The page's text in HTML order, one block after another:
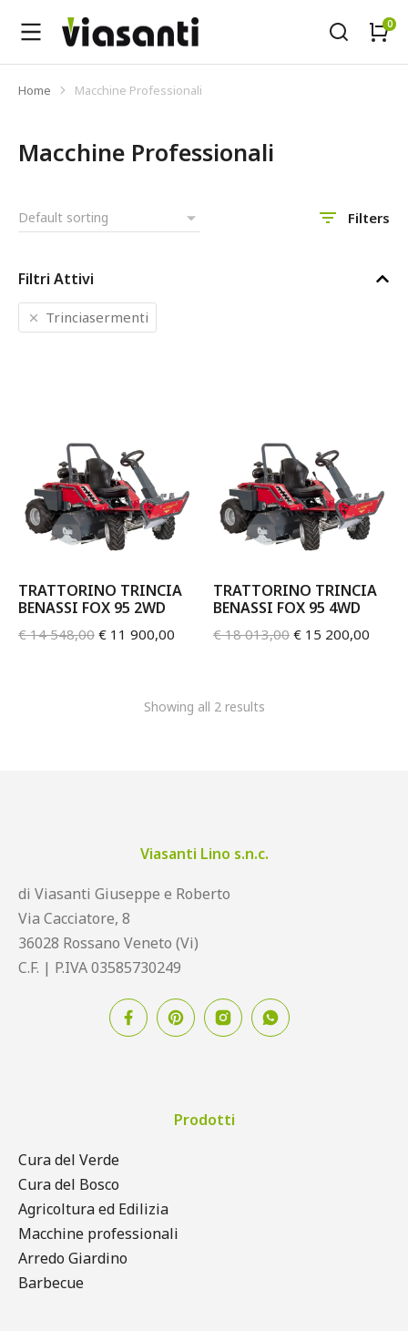
Tu sei qui:
Home Macchine Professionali
Macchine Professionali
Filters
Filtri Attivi
Trinciasermenti
TRATTORINO TRINCIA
BENASSI FOX 95 2WD
€14 548,00 € 11 900,00
TRATTORINO TRINCIA
BENASSI FOX 95 4WD
€18 013,00 € 15 200,00
Showing all 2 results
Viasanti Lino s.n.c.
di Viasanti Giuseppe e Roberto
Via Cacciatore, 8
36028 Rossano Veneto (Vi)
C.F. | P.IVA 03585730249
Prodotti
Cura del Verde
Cura del Bosco
Agricoltura ed Edilizia
Macchine professionali
Arredo Giardino
Barbecue